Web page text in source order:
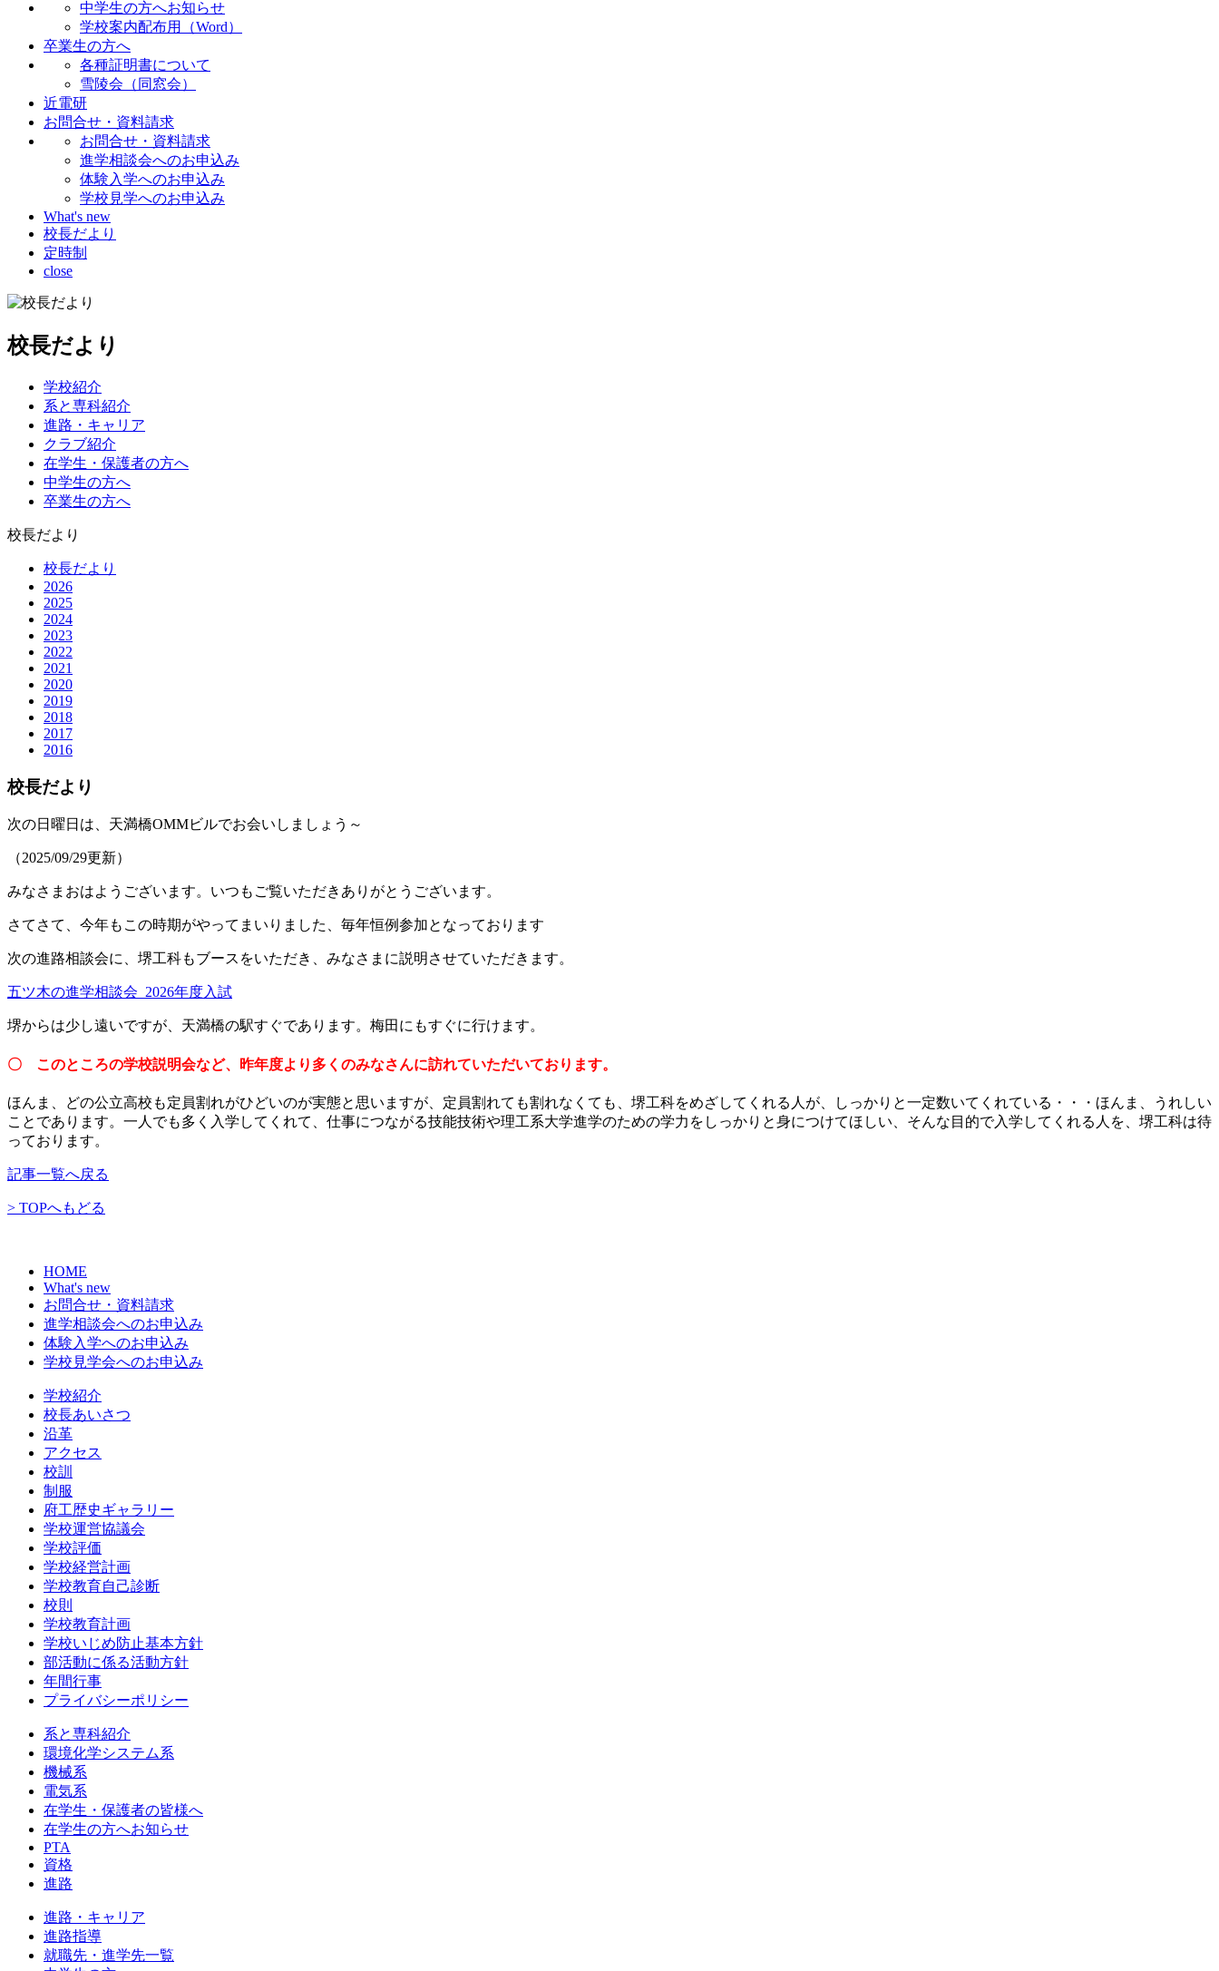
中学生の方へお知らせ
学校案内配布用（Word）
卒業生の方へ
各種証明書について
雪陵会（同窓会）
近電研
お問合せ・資料請求
お問合せ・資料請求
進学相談会へのお申込み
体験入学へのお申込み
学校見学へのお申込み
What's new
校長だより
定時制
close
校長だより
学校紹介
系と専科紹介
進路・キャリア
クラブ紹介
在学生・保護者の方へ
中学生の方へ
卒業生の方へ
校長だより
校長だより
2026
2025
2024
2023
2022
2021
2020
2019
2018
2017
2016
校長だより
次の日曜日は、天満橋OMMビルでお会いしましょう～
（2025/09/29更新）
みなさまおはようございます。いつもご覧いただきありがとうございます。
さてさて、今年もこの時期がやってまいりました、毎年恒例参加となっております
次の進路相談会に、堺工科もブースをいただき、みなさまに説明させていただきます。
五ツ木の進学相談会_2026年度入試
堺からは少し遠いですが、天満橋の駅すぐであります。梅田にもすぐに行けます。
〇 このところの学校説明会など、昨年度より多くのみなさんに訪れていただいております。
ほんま、どの公立高校も定員割れがひどいのが実態と思いますが、定員割れても割れなくても、堺工科をめざしてくれる人が、しっかりと一定数いてくれている・・・ほんま、うれしい
ことであります。一人でも多く入学してくれて、仕事につながる技能技術や理工系大学進学のための学力をしっかりと身につけてほしい、そんな目的で入学してくれる人を、堺工科は待
っております。
記事一覧へ戻る
> TOPへもどる
HOME
What's new
お問合せ・資料請求
進学相談会へのお申込み
体験入学へのお申込み
学校見学会へのお申込み
学校紹介
校長あいさつ
沿革
アクセス
校訓
制服
府工歴史ギャラリー
学校運営協議会
学校評価
学校経営計画
学校教育自己診断
校則
学校教育計画
学校いじめ防止基本方針
部活動に係る活動方針
年間行事
プライバシーポリシー
系と専科紹介
環境化学システム系
機械系
電気系
在学生・保護者の皆様へ
在学生の方へお知らせ
PTA
資格
進路
進路・キャリア
進路指導
就職先・進学先一覧